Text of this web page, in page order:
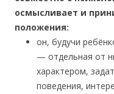
осмысливает и
положения:
он, будучи
— отдельная от
характером,
поведения,